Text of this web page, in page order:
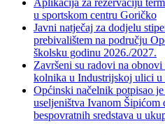
Aplikacija za rezervaciju
u sportskom centru Goričko
Javni natječaj za dodjelu
prebivalištem na području
školsku godinu 2026./2027.
Završeni su radovi na
kolnika u Industrijskoj ulici
Općinski načelnik potpisao
useljeništva Ivanom Šipićom
bespovratnih sredstava u